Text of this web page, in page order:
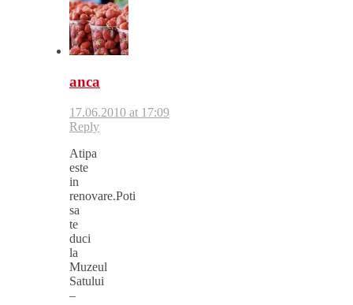
anca
17.06.2010 at 17:09
Reply
Atipa
este
in
renovare.Poti
sa
te
duci
la
Muzeul
Satului
–